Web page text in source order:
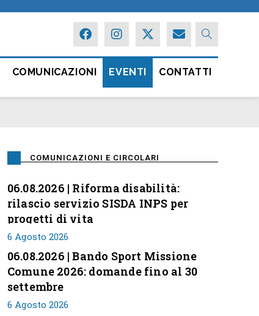
COMUNICAZIONI EVENTI CONTATTI
COMUNICAZIONI E CIRCOLARI
06.08.2026 | Riforma disabilità:
rilascio servizio SISDA INPS per
progetti di vita
6 Agosto 2026
06.08.2026 | Bando Sport Missione
Comune 2026: domande fino al 30
settembre
6 Agosto 2026